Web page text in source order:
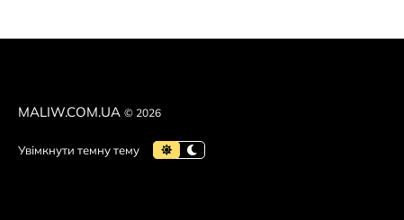
MALIW.COM.UA © 2026